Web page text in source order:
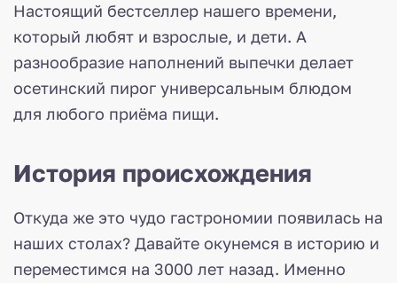
Настоящий бестселлер нашего времени,
который любят и взрослые, и дети. А
разнообразие наполнений выпечки делает
осетинский пирог универсальным блюдом
для любого приёма пищи.
История происхождения
Откуда же это чудо гастрономии появилась на
наших столах? Давайте окунемся в историю и
переместимся на 3000 лет назад. Именно